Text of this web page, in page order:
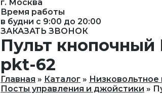
г. Москва
Время работы
в будни с 9:00 до 20:00
ЗАКАЗАТЬ ЗВОНОК
Пульт кнопочный
pkt-62
Главная Каталог
Посты управления и джойстики